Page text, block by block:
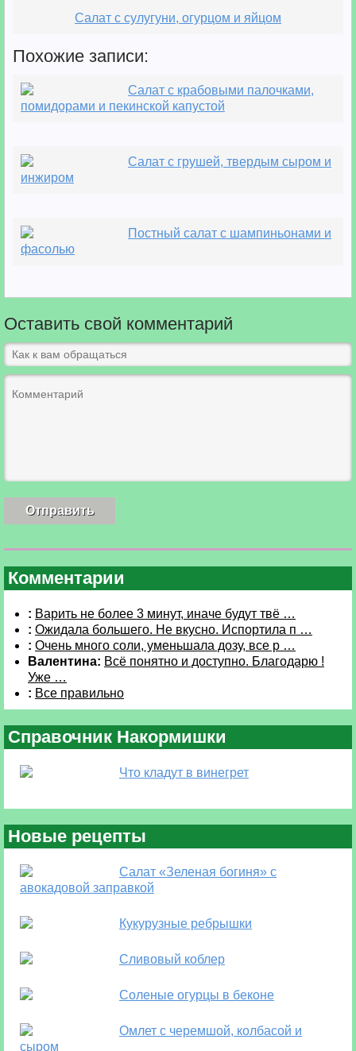
Салат с сулугуни, огурцом и яйцом
Похожие записи:
Салат с крабовыми палочками,
помидорами и пекинской капустой
Салат с грушей, твердым сыром и
инжиром
Постный салат с шампиньонами и
фасолью
Оставить свой комментарий
Комментарии
: Варить не более 3 минут, иначе будут твё …
: Ожидала большего. Не вкусно. Испортила п …
: Очень много соли, уменьшала дозу, все р …
Валентина: Всё понятно и доступно. Благодарю !
Уже …
: Все правильно
Справочник Накормишки
Что кладут в винегрет
Новые рецепты
Салат «Зеленая богиня» с
авокадовой заправкой
Кукурузные ребрышки
Сливовый коблер
Соленые огурцы в беконе
Омлет с черемшой, колбасой и
сыром